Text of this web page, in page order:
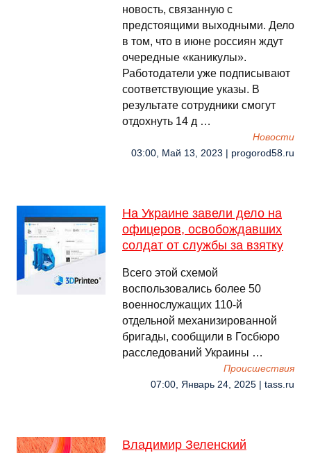
новость, связанную с
предстоящими выходными. Дело
в том, что в июне россиян ждут
очередные «каникулы».
Работодатели уже подписывают
соответствующие указы. В
результате сотрудники смогут
отдохнуть 14 д …
Новости
03:00, Май 13, 2023 | progorod58.ru
На Украине завели дело на
офицеров, освобождавших
солдат от службы за взятку
Всего этой схемой
воспользовались более 50
военнослужащих 110-й
отдельной механизированной
бригады, сообщили в Госбюро
расследований Украины …
Происшествия
07:00, Январь 24, 2025 | tass.ru
Владимир Зеленский